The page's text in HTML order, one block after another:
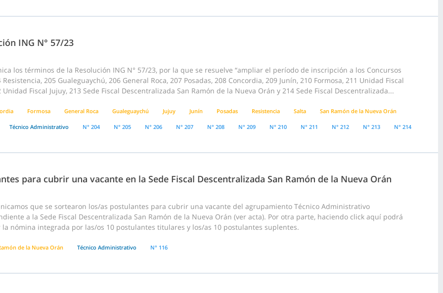
ING N° 57/23
los términos de la Resolución ING N° 57/23, por la que se resuelve “ampliar el período de inscripción a los Concursos
Resistencia, 205 Gualeguaychú, 206 General Roca, 207 Posadas, 208 Concordia, 209 Junín, 210 Formosa, 211 Unidad Fiscal
Unidad Fiscal Jujuy, 213 Sede Fiscal Descentralizada San Ramón de la Nueva Orán y 214 Sede Fiscal Descentralizada...
Formosa General Roca Gualeguaychú Jujuy Junín Posadas Resistencia Salta San Ramón de la Nueva Orán
Técnico Administrativo N° 204 N° 205 N° 206 N° 207 N° 208 N° 209 N° 210 N° 211 N° 212 N° 213 N° 214
para cubrir una vacante en la Sede Fiscal Descentralizada San Ramón de la Nueva Orán
que se sortearon los/as postulantes para cubrir una vacante del agrupamiento Técnico Administrativo
a la Sede Fiscal Descentralizada San Ramón de la Nueva Orán (ver acta). Por otra parte, haciendo click aquí podrá
nómina integrada por las/os 10 postulantes titulares y los/as 10 postulantes suplentes.
de la Nueva Orán Técnico Administrativo N° 116